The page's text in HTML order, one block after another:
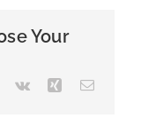
Your
Pinterest
Vk Xing Correo